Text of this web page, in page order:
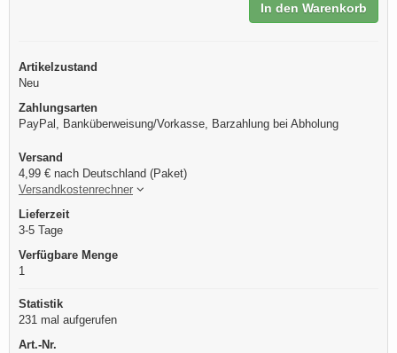
In den Warenkorb
Artikelzustand
Neu
Zahlungsarten
PayPal, Banküberweisung/Vorkasse, Barzahlung bei Abholung
Versand
4,99 € nach Deutschland (Paket)
Versandkostenrechner
Lieferzeit
3-5 Tage
Verfügbare Menge
1
Statistik
231 mal aufgerufen
Art.-Nr.